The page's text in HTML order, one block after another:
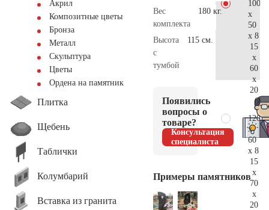
Акрил
Композитные цветы
Бронза
Металл
Скульптура
Цветы
Ордена на памятник
Плитка
Щебень
Таблички
Колумбарий
Вставка из гранита
Вес
комплекта
180 кг.
Высота
с
тумбой
115 см.
Появились
вопросы о
товаре?
Консультация
специалиста
Примеры памятников
100
x
50
x 8
15
x
60
x
20
120
x
60
x 8
15
x
70
x
20